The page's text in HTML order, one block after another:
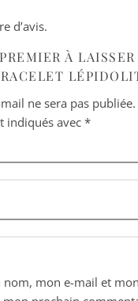
d’avis.
À
ne sera pas publiée.
indiqués avec *
nom, mon e-mail et